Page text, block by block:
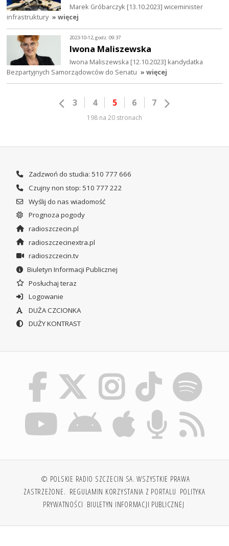
Marek Gróbarczyk [13.10.2023] wiceminister
infrastruktury » więcej
2023-10-12, godz. 09:37
Iwona Maliszewska
Iwona Maliszewska [12.10.2023] kandydatka
Bezpartyjnych Samorządowców do Senatu » więcej
3 4 5 6 7
198 na 20 stronach
Zadzwoń do studia: 510 777 666
Czujny non stop: 510 777 222
Wyślij do nas wiadomość
Prognoza pogody
radioszczecin.pl
radioszczecinextra.pl
radioszczecin.tv
Biuletyn Informacji Publicznej
Posłuchaj teraz
Logowanie
DUŻA CZCIONKA
DUŻY KONTRAST
© POLSKIE RADIO SZCZECIN SA. WSZYSTKIE PRAWA
ZASTRZEŻONE. REGULAMIN KORZYSTANIA Z PORTALU POLITYKA
PRYWATNOŚCI BIULETYN INFORMACJI PUBLICZNEJ